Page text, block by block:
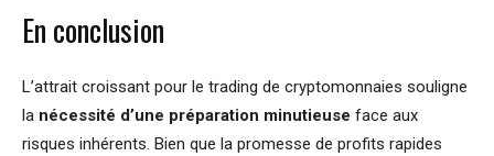
En conclusion
L’attrait croissant pour le trading de cryptomonnaies souligne
la nécessité d’une préparation minutieuse face aux
risques inhérents. Bien que la promesse de profits rapides